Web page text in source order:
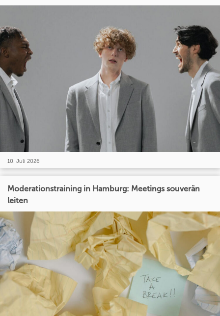
10. Juli 2026
Moderationstraining in Hamburg: Meetings souverän
leiten